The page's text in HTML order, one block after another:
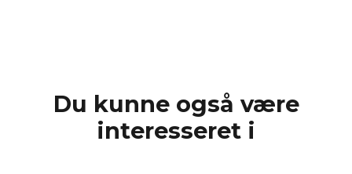
Du kunne også være
interesseret i